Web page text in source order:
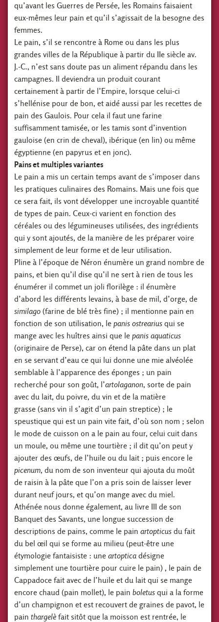
qu’avant les Guerres de Persée, les Romains faisaient
eux-mêmes leur pain et qu’il s’agissait de la besogne des
femmes.
Le pain, s’il se rencontre à Rome ou dans les plus
grandes villes de la République à partir du IIe siècle av.
J.-C., n’est sans doute pas un aliment répandu dans les
campagnes. Il deviendra un produit courant
certainement à partir de l’Empire, lorsque celui-ci
s’hellénise pour de bon, et aidé aussi par les recettes de
pain des Gaulois. Pour cela il faut une farine
suffisamment tamisée, or les tamis sont d’invention
gauloise (en crin de cheval), ibérique (en lin) ou même
égyptienne (en papyrus et en jonc).
Pains et multiples variantes
Le pain a mis un certain temps avant de s’imposer dans
les pratiques culinaires des Romains. Mais une fois que
ce sera fait, ils vont développer une incroyable quantité
de types de pain. Ceux-ci varient en fonction des
céréales ou des légumineuses utilisées, des ingrédients
qui y sont ajoutés, de la manière de les préparer voire
simplement de leur forme et de leur utilisation.
Pline à l’époque de Néron énumère un grand nombre de
pains, et bien qu’il dise qu’il ne sert à rien de tous les
énumérer il commet un joli florilège : il énumère
d’abord les différents levains, à base de mil, d’orge, de
similago (farine de blé très fine) ; il mentionne pain en
fonction de son utilisation, le panis ostrearius qui se
mange avec les huîtres ainsi que le panis aquaticus
(originaire de Perse), car on étend la pâte dans un plat
en se servant d’eau ce qui lui donne une mie alvéolée
semblable à l’apparence des éponges ; un pain
recherché pour son goût, l’artolaganon, sorte de pain
avec du lait, du poivre, du vin et de la matière
grasse (sans vin il s’agit d’un pain streptice) ; le
speustique qui est un pain vite fait, d’où son nom ; selon
le mode de cuisson on a le pain au four, celui cuit dans
un moule, ou même une tourtière ; il dit qu’on peut y
ajouter des œufs, de l’huile ou du lait ; puis encore le
picenum, du nom de son inventeur qui ajouta du moût
de raisin à la pâte que l’on a pris soin de laisser lever
durant neuf jours, et qu’on mange avec du miel.
Athénée nous donne également, au livre III de son
Banquet des Savants, une longue succession de
descriptions de pains, comme le painartopticus du fait
du bel œil qui se forme au milieu (peut-être une
étymologie fantaisiste : uneartoptica désigne
simplement une tourtière pour cuire le pain) , le pain de
Cappadoce fait avec de l’huile et du lait qui se mange
encore chaud (pain mollet), le painboletus qui a la forme
d’un champignon et est recouvert de graines de pavot, le
painthargelè fait sitôt que la moisson est rentrée, le